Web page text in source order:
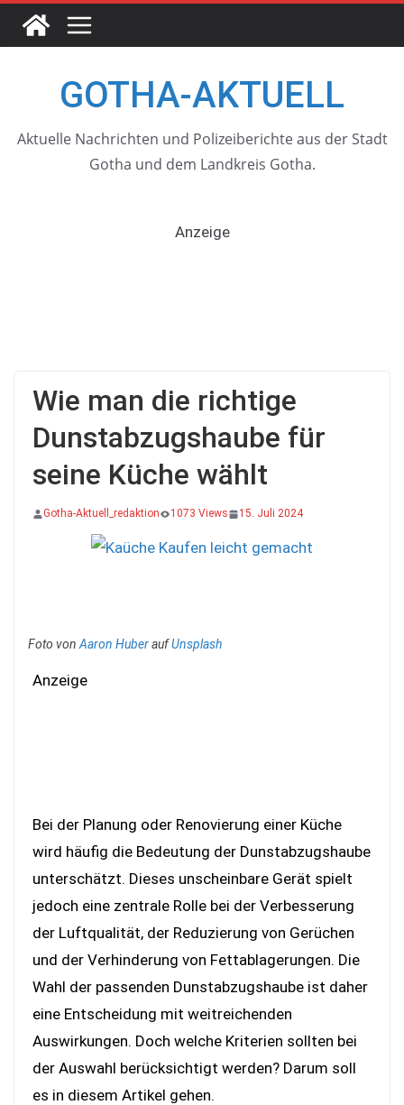
GOTHA-AKTUELL
Aktuelle Nachrichten und Polizeiberichte aus der Stadt
Gotha und dem Landkreis Gotha.
Anzeige
Wie man die richtige
Dunstabzugshaube für
seine Küche wählt
Gotha-Aktuell_redaktion 1073 Views 15. Juli 2024
Foto von Aaron HuberaufUnsplash
Anzeige
Bei der Planung oder Renovierung einer Küche
wird häufig die Bedeutung der Dunstabzugshaube
unterschätzt. Dieses unscheinbare Gerät spielt
jedoch eine zentrale Rolle bei der Verbesserung
der Luftqualität, der Reduzierung von Gerüchen
und der Verhinderung von Fettablagerungen. Die
Wahl der passenden Dunstabzugshaube ist daher
eine Entscheidung mit weitreichenden
Auswirkungen. Doch welche Kriterien sollten bei
der Auswahl berücksichtigt werden? Darum soll
es in diesem Artikel gehen.